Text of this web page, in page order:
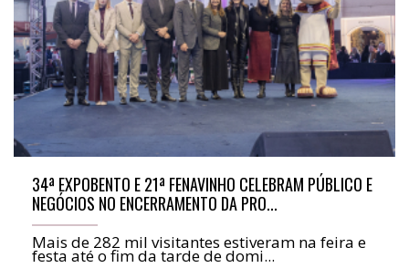
34ª EXPOBENTO E 21ª FENAVINHO CELEBRAM PÚBLICO E
NEGÓCIOS NO ENCERRAMENTO DA PRO...
Mais de 282 mil visitantes estiveram na feira e
festa até o fim da tarde de domi...